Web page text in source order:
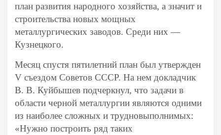
план развития народного хозяйства, а значит и
строительства новых мощных
металлургических заводов. Среди них —
Кузнецкого.
Месяц спустя пятилетний план был утвержден
V съездом Советов СССР. На нем докладчик
В. В. Куйбышев подчеркнул, что задачи в
области черной металлургии являются одними
из наиболее сложных и трудновыполнимых:
«Нужно построить ряд таких